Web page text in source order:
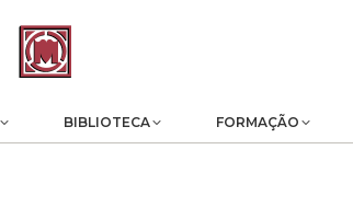
BIBLIOTECA FORMAÇÃO